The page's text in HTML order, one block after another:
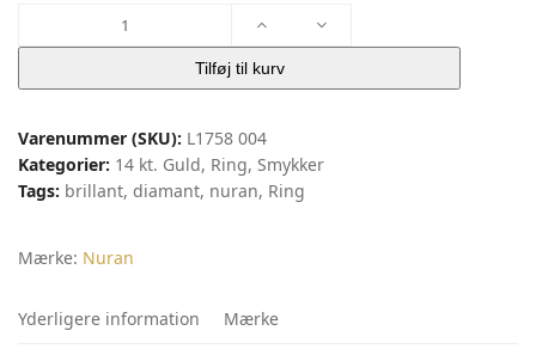
Ring
Hjerte
Nuran
antal
Tilføj til kurv
Varenummer (SKU): L1758 004
Kategorier: 14 kt. Guld, Ring, Smykker
Tags: brillant, diamant, nuran, Ring
Mærke: Nuran
Yderligere information Mærke